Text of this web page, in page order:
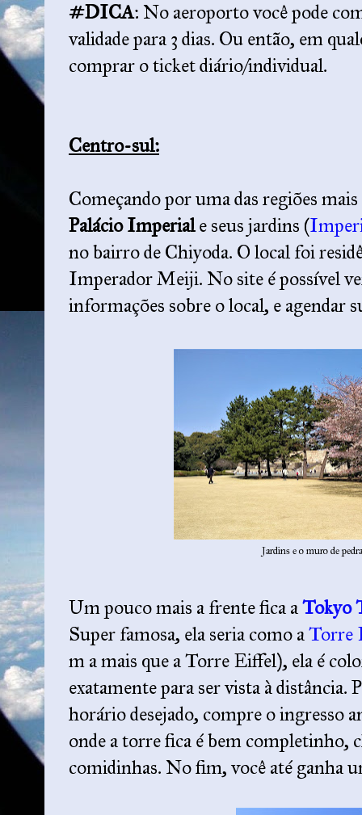
#DICA: No aeroporto você pode
validade para 3 dias. Ou então, em
comprar o ticket diário/individual.
Centro-sul:
Começando por uma das regiões
Palácio Imperiale seus jardins (
no bairro de Chiyoda. O local foi
Imperador Meiji. No site é possível
informações sobre o local, e agendar
Jardins e o muro de
Um pouco mais a frente fica aTokyo
Super famosa, ela seria como aTorre
m a mais que a Torre Eiffel), ela é
exatamente para ser vista à distância.
horário desejado, compre o ingresso
onde a torre fica é bem completinho,
comidinhas. No fim, você até ganha